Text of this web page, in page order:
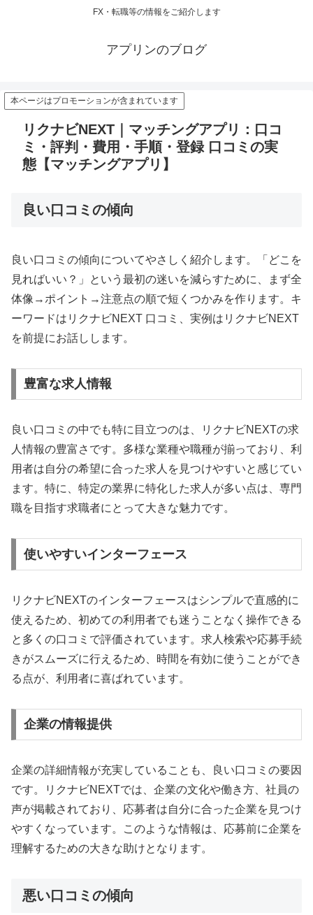
FX・転職等の情報をご紹介します
アプリンのブログ
本ページはプロモーションが含まれています
リクナビNEXT｜マッチングアプリ：口コ
ミ・評判・費用・手順・登録 口コミの実
態【マッチングアプリ】
良い口コミの傾向
良い口コミの傾向についてやさしく紹介します。「どこを
見ればいい？」という最初の迷いを減らすために、まず全
体像→ポイント→注意点の順で短くつかみを作ります。キ
ーワードはリクナビNEXT 口コミ、実例はリクナビNEXT
を前提にお話しします。
豊富な求人情報
良い口コミの中でも特に目立つのは、リクナビNEXTの求
人情報の豊富さです。多様な業種や職種が揃っており、利
用者は自分の希望に合った求人を見つけやすいと感じてい
ます。特に、特定の業界に特化した求人が多い点は、専門
職を目指す求職者にとって大きな魅力です。
使いやすいインターフェース
リクナビNEXTのインターフェースはシンプルで直感的に
使えるため、初めての利用者でも迷うことなく操作できる
と多くの口コミで評価されています。求人検索や応募手続
きがスムーズに行えるため、時間を有効に使うことができ
る点が、利用者に喜ばれています。
企業の情報提供
企業の詳細情報が充実していることも、良い口コミの要因
です。リクナビNEXTでは、企業の文化や働き方、社員の
声が掲載されており、応募者は自分に合った企業を見つけ
やすくなっています。このような情報は、応募前に企業を
理解するための大きな助けとなります。
悪い口コミの傾向